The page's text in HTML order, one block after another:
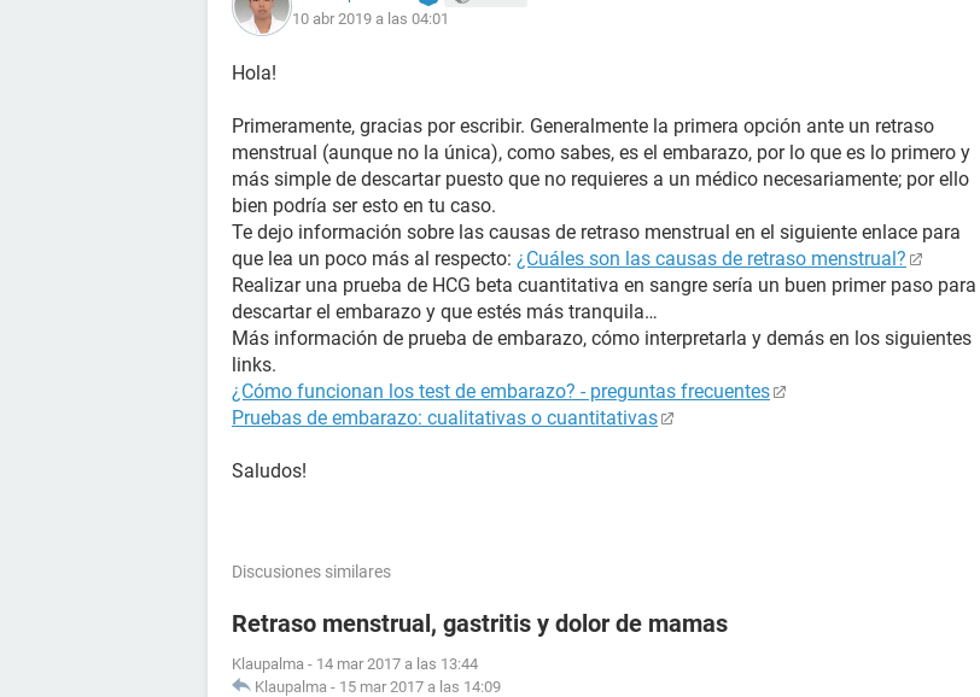
10 abr 2019 a las 04:01
Hola!
Primeramente, gracias por escribir. Generalmente la primera opción ante un retraso
menstrual (aunque no la única), como sabes, es el embarazo, por lo que es lo primero y
más simple de descartar puesto que no requieres a un médico necesariamente; por ello
bien podría ser esto en tu caso.
Te dejo información sobre las causas de retraso menstrual en el siguiente enlace para
que lea un poco más al respecto: ¿Cuáles son las causas de retraso menstrual?
Realizar una prueba de HCG beta cuantitativa en sangre sería un buen primer paso para
descartar el embarazo y que estés más tranquila…
Más información de prueba de embarazo, cómo interpretarla y demás en los siguientes
links.
¿Cómo funcionan los test de embarazo? - preguntas frecuentes
Pruebas de embarazo: cualitativas o cuantitativas
Saludos!
Discusiones similares
Retraso menstrual, gastritis y dolor de mamas
Klaupalma - 14 mar 2017 a las 13:44
Klaupalma - 15 mar 2017 a las 14:09